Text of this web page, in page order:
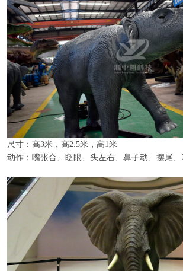
尺寸：高3米，高2.5米，高1米
动作：嘴张合、眨眼、头左右、鼻子动、摆尾、